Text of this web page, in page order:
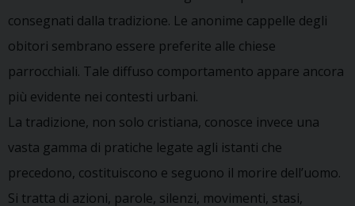
consegnati dalla tradizione. Le anonime cappelle degli
obitori sembrano essere preferite alle chiese
parrocchiali. Tale diffuso comportamento appare ancora
più evidente nei contesti urbani.
La tradizione, non solo cristiana, conosce invece una
vasta gamma di pratiche legate agli istanti che
precedono, costituiscono e seguono il morire dell’uomo.
Si tratta di azioni, parole, silenzi, movimenti, stasi,